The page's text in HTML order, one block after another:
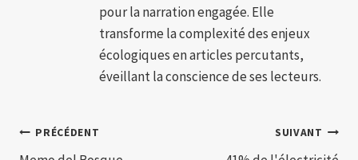
pour la narration engagée. Elle
transforme la complexité des enjeux
écologiques en articles percutants,
éveillant la conscience de ses lecteurs.
Navigation
PRÉCÉDENT SUIVANT